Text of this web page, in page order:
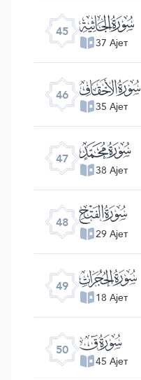
45 ﯚ
37 Ајет
46 ﯛ
35 Ајет
47 ﯜ
38 Ајет
48 ﯝ
29 Ајет
49 ﯞ
18 Ајет
50 ﯟ
45 Ајет